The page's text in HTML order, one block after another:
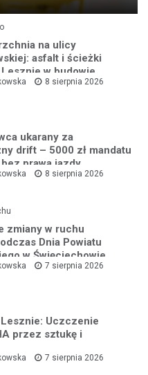
na ulicy
asfalt i ścieżki
w budowie
8 sierpnia 2026
ukarany za
drift – 5000 zł mandatu
prawa jazdy
8 sierpnia 2026
zmiany w ruchu
Dnia Powiatu
w Święciechowie
7 sierpnia 2026
Lesznie: Uczczenie
przez sztukę i
7 sierpnia 2026